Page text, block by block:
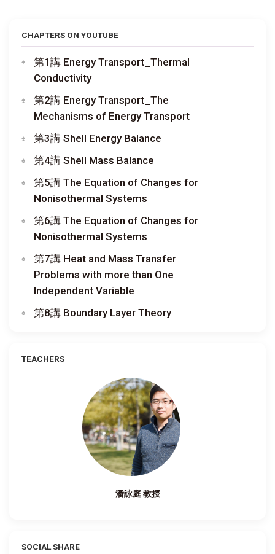
CHAPTERS ON YOUTUBE
第1講 Energy Transport_Thermal
Conductivity
第2講 Energy Transport_The
Mechanisms of Energy Transport
第3講 Shell Energy Balance
第4講 Shell Mass Balance
第5講 The Equation of Changes for
Nonisothermal Systems
第6講 The Equation of Changes for
Nonisothermal Systems
第7講 Heat and Mass Transfer
Problems with more than One
Independent Variable
第8講 Boundary Layer Theory
TEACHERS
潘詠庭 教授
SOCIAL SHARE